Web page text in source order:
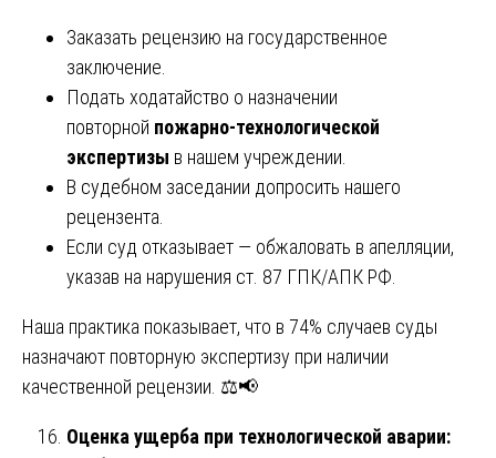
Заказать рецензию на государственное
заключение.
Подать ходатайство о назначении
повторной пожарно-технологической
экспертизы в нашем учреждении.
В судебном заседании допросить нашего
рецензента.
Если суд отказывает — обжаловать в апелляции,
указав на нарушения ст. 87 ГПК/АПК РФ.
Наша практика показывает, что в 74% случаев суды
назначают повторную экспертизу при наличии
качественной рецензии. ⚖️📢
Оценка ущерба при технологической аварии: